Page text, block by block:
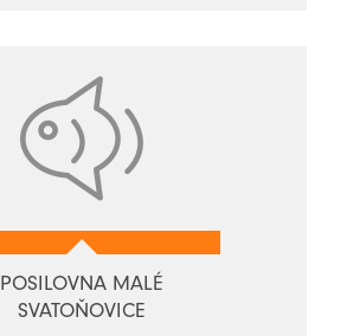
POSILOVNA MALÉ
SVATOŇOVICE